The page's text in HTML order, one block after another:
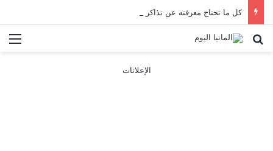
كل ما تحتاج معرفته عن تذاكر ووسائل النقل في باريس 2025
بحث عن
الإعلانات